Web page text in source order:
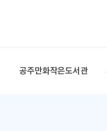
공주만화작은도서관